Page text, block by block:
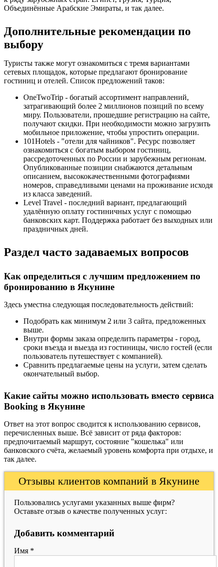
Объединённые Арабские Эмираты, и так далее.
Дополнительные рекомендации по
выбору
Туристы также могут ознакомиться с тремя вариантами
сетевых площадок, которые предлагают бронирование
гостиниц и отелей. Список предложений таков:
OneTwoTrip - богатый ассортимент направлений,
затрагивающий более 2 миллионов позиций по всему
миру. Пользователи, прошедшие регистрацию на сайте,
получают скидки. При необходимости можно загрузить
мобильное приложение, чтобы упростить операции.
101Hotels - "отели для чайников". Ресурс позволяет
ознакомиться с богатым выбором гостиниц,
рассредоточенных по России и зарубежным регионам.
Опубликованные позиции снабжаются детальным
описанием, высококачественными фотографиями
номеров, справедливыми ценами на проживание исходя
из класса заведений.
Level Travel - последний вариант, предлагающий
удалённую оплату гостиничных услуг с помощью
банковских карт. Поддержка работает без выходных или
праздничных дней.
Раздел часто задаваемых вопросов
Как определиться с лучшим предложением по
бронированию в Якунине
Здесь уместна следующая последовательность действий:
Подобрать как минимум 2 или 3 сайта, предложенных
выше.
Внутри формы заказа определить параметры - город,
сроки въезда и выезда из гостиницы, число гостей (если
пользователь путешествует с компанией).
Сравнить предлагаемые цены на услуги, затем сделать
окончательный выбор.
Какие сайты можно использовать вместо сервиса
Booking в Якунине
Ответ на этот вопрос сводится к использованию сервисов,
перечисленных выше. Всё зависит от ряда факторов:
предпочитаемый маршрут, состояние "кошелька" или
банковского счёта, желаемый уровень комфорта при отдыхе, и
так далее.
Отзывы клиентов компаний в Якунине
Пользовались услугами указанных выше фирм?
Оставьте отзыв о качестве полученных услуг:
Добавить комментарий
Имя *